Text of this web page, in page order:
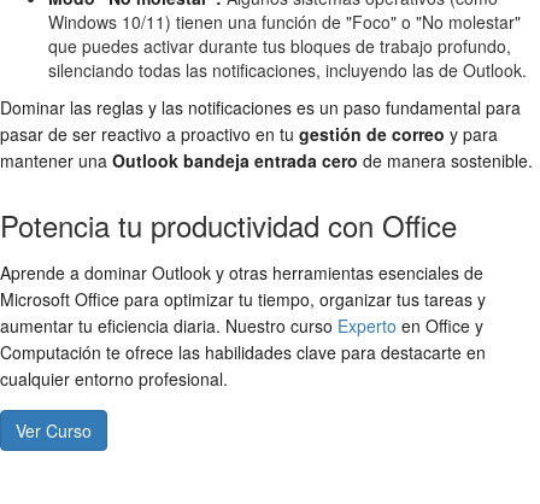
Windows 10/11) tienen una función de "Foco" o "No molestar"
que puedes activar durante tus bloques de trabajo profundo,
silenciando todas las notificaciones, incluyendo las de Outlook.
Dominar las reglas y las notificaciones es un paso fundamental para
pasar de ser reactivo a proactivo en tu gestión de correo y para
mantener una Outlook bandeja entrada cero de manera sostenible.
Potencia tu productividad con Office
Aprende a dominar Outlook y otras herramientas esenciales de
Microsoft Office para optimizar tu tiempo, organizar tus tareas y
aumentar tu eficiencia diaria. Nuestro curso Experto en Office y
Computación te ofrece las habilidades clave para destacarte en
cualquier entorno profesional.
Ver Curso